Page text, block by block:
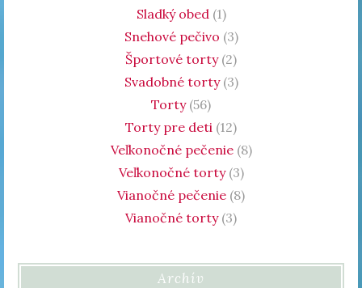
Sladký obed (1)
Snehové pečivo (3)
Športové torty(2)
Svadobné torty(3)
Torty(56)
Torty pre deti (12)
Veľkonočné pečenie(8)
Veľkonočné torty(3)
Vianočné pečenie (8)
Vianočné torty(3)
Archív